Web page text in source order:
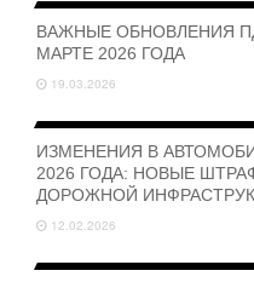
ВАЖНЫЕ ОБНОВЛЕНИЯ
МАРТЕ 2026 ГОДА
19.03.2026
ИЗМЕНЕНИЯ В
2026 ГОДА: НОВЫЕ
ДОРОЖНОЙ
12.02.2026